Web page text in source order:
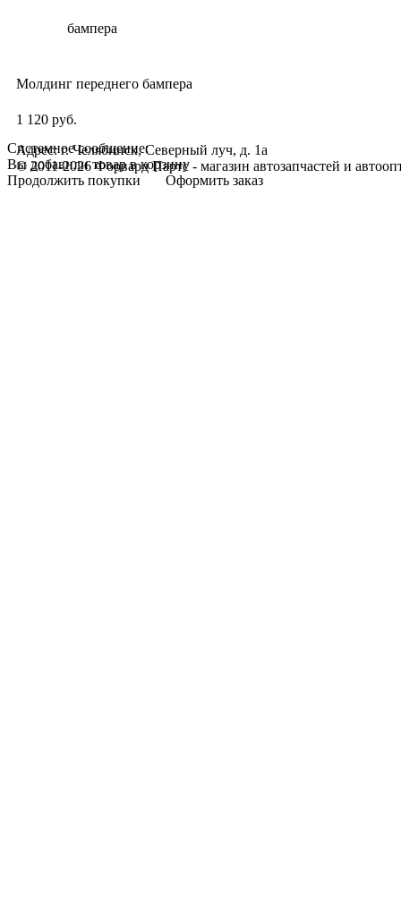
Молдинг переднего бампера
1 120 руб.
Адрес: г. Челябинск, Северный луч, д. 1а
© 2011-2026 Форвард Партс - магазин автозапчастей и
Системное сообщение:
Вы добавили товар в корзину
Продолжить покупки
Оформить заказ